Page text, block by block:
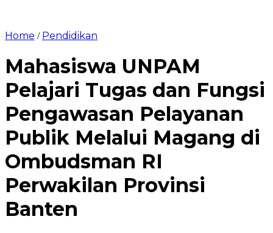
Home / Pendidikan
Mahasiswa UNPAM
Pelajari Tugas dan Fungsi
Pengawasan Pelayanan
Publik Melalui Magang di
Ombudsman RI
Perwakilan Provinsi
Banten